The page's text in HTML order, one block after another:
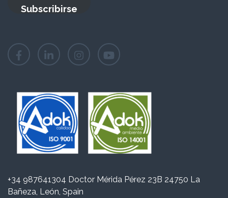
Subscribirse
+34 987641304 Doctor Mérida Pérez 23B 24750 La
Bañeza, León, Spain